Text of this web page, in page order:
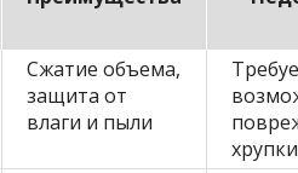
Сжатие объема,
защита от
влаги и пыли